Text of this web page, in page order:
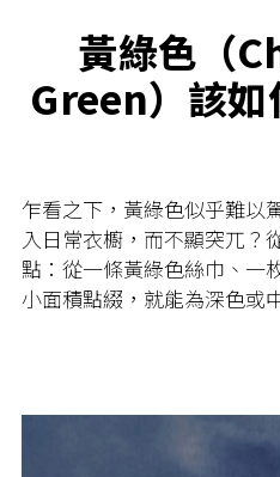
黃綠色（
Green）該如
乍看之下，黃綠色似乎難以
入日常衣櫥，而不顯突兀？
點：從一條黃綠色絲巾、一
小面積點綴，就能為深色或